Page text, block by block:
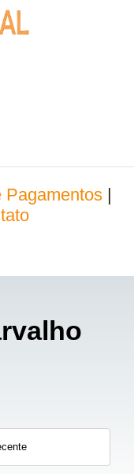
Pagamentos